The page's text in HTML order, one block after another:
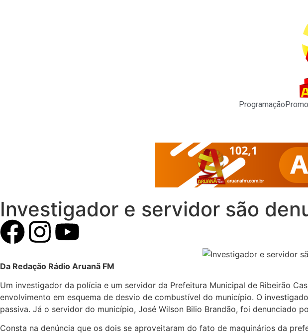
Programação
Investigador e servidor são
Da Redação Rádio Aruanã FM
Um investigador da polícia e um servidor da Prefeitura Municipal de Ribeirão
envolvimento em esquema de desvio de combustível do município. O
passiva. Já o servidor do município, José Wilson Bilio Brandão, foi denunciado
Consta na denúncia que os dois se aproveitaram do fato de maquinários da